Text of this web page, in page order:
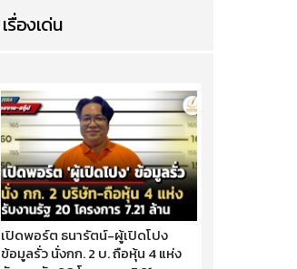
เรื่องเด่น
เปิดพอร์ต ธนารัตน์-ผู้เปิดโปง
ข้อมูลรั่ว นั่งกก. 2 บ. ถือหุ้น 4 แห่ง